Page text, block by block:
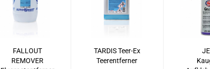
FALLOUT
REMOVER
TARDIS Teer-Ex
Teerentferner